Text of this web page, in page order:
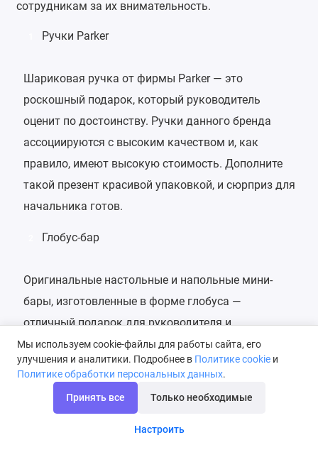
сотрудникам за их внимательность.
Ручки Parker
Шариковая ручка от фирмы Parker — это
роскошный подарок, который руководитель
оценит по достоинству. Ручки данного бренда
ассоциируются с высоким качеством и, как
правило, имеют высокую стоимость. Дополните
такой презент красивой упаковкой, и сюрприз для
начальника готов.
Глобус-бар
Оригинальные настольные и напольные мини-
бары, изготовленные в форме глобуса —
отличный подарок для руководителя и
высокопоставленного лица. Такой глобус не
только выполняет роль бара, но и является
роскошным интерьерным элементом.
Набор для виски
Мы используем cookie-файлы для работы сайта, его
улучшения и аналитики. Подробнее в Политике cookie и
Политике обработки персональных данных.
Принять все Только необходимые
Настроить